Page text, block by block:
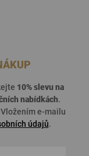
10% slevu na
nabídkách.
e-mailu
údajů.